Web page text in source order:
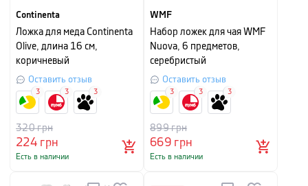
Continenta
Ложка для меда Continenta
Olive, длина 16 см,
коричневый
Оставить отзыв
224грн
320грн
Есть в наличии
3 3 3
WMF
Набор ложек для чая WMF
Nuova, 6 предметов,
серебристый
Оставить отзыв
669грн
899грн
Есть в наличии
3 3 3